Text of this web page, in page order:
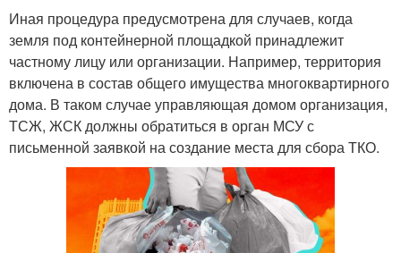
Иная процедура предусмотрена для случаев, когда
земля под контейнерной площадкой принадлежит
частному лицу или организации. Например, территория
включена в состав общего имущества многоквартирного
дома. В таком случае управляющая домом организация,
ТСЖ, ЖСК должны обратиться в орган МСУ с
письменной заявкой на создание места для сбора ТКО.